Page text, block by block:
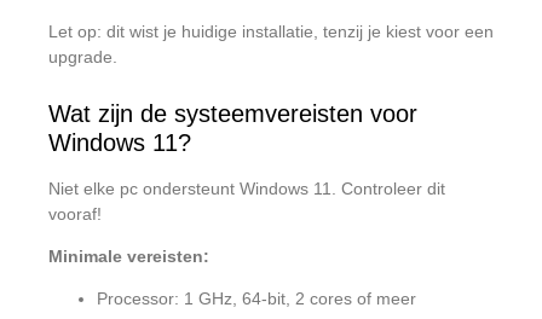
Let op: dit wist je huidige installatie, tenzij je kiest voor een
upgrade.
Wat zijn de systeemvereisten voor
Windows 11?
Niet elke pc ondersteunt Windows 11. Controleer dit
vooraf!
Minimale vereisten:
Processor: 1 GHz, 64-bit, 2 cores of meer